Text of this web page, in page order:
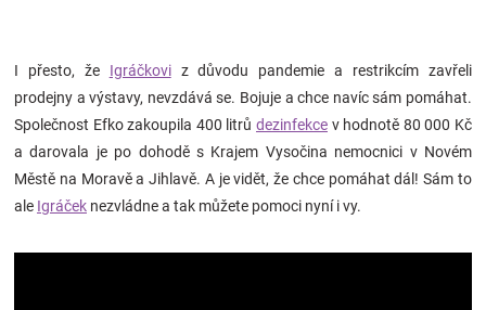
I přesto, že Igráčkoviz důvodu pandemie a restrikcím zavřeli
prodejny a výstavy, nevzdává se. Bojuje a chce navíc sám pomáhat.
Společnost Efko zakoupila 400 litrů dezinfekce v hodnotě 80 000 Kč
a darovala je po dohodě s Krajem Vysočina nemocnici v Novém
Městě na Moravě a Jihlavě. A je vidět, že chce pomáhat dál! Sám to
ale Igráček nezvládne a tak můžete pomoci nyní i vy.